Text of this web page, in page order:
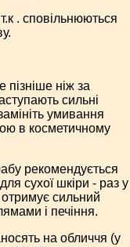
. сповільнюються
ніж за
сильні
умивання
в косметичному
рекомендується
сухої шкіри - раз у
отримує сильний
і печіння.
на обличчя (у